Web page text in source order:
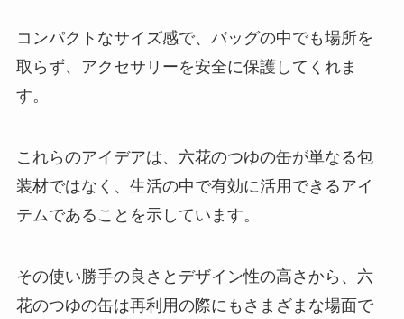
コンパクトなサイズ感で、バッグの中でも場所を
取らず、アクセサリーを安全に保護してくれま
す。
これらのアイデアは、六花のつゆの缶が単なる包
装材ではなく、生活の中で有効に活用できるアイ
テムであることを示しています。
その使い勝手の良さとデザイン性の高さから、六
花のつゆの缶は再利用の際にもさまざまな場面で